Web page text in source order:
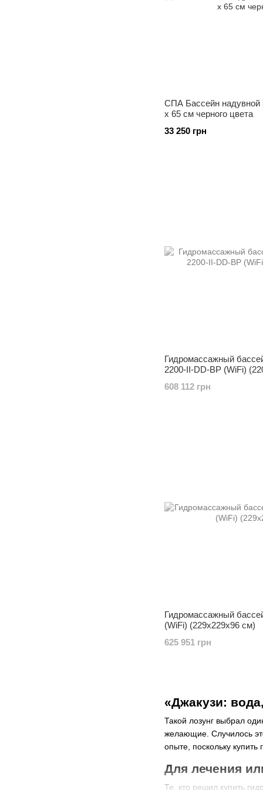
СПА Бассейн надувной
x 65 см черного цвета
33 250 грн
Гидромассажный
2200-II-DD-BP (WiFi)
608 112 грн
Гидромассажный
(WiFi) (229х229х96 см)
625 951 грн
«Джакузи:
Такой лозунг выбрал
желающие. Случилось
опыте, поскольку
Для лечения
Те, кто решил купить